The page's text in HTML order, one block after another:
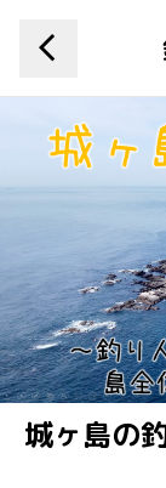
城ヶ島の